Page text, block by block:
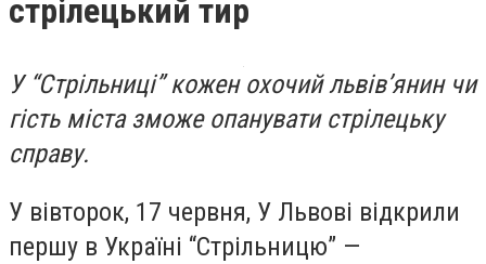
стрілецький тир
У “Стрільниці” кожен охочий львів’янин чи
гість міста зможе опанувати стрілецьку
справу.
У вівторок, 17 червня, У Львові відкрили
першу в Україні “Стрільницю” —